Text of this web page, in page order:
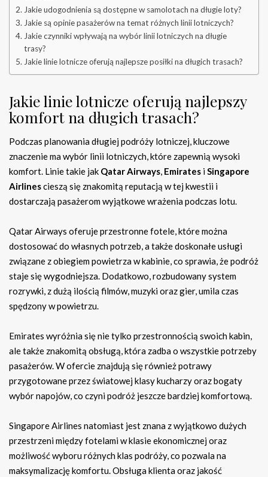
Jakie udogodnienia są dostępne w samolotach na długie loty?
Jakie są opinie pasażerów na temat różnych linii lotniczych?
Jakie czynniki wpływają na wybór linii lotniczych na długie
trasy?
Jakie linie lotnicze oferują najlepsze posiłki na długich trasach?
Jakie linie lotnicze oferują najlepszy
komfort na długich trasach?
Podczas planowania długiej podróży lotniczej, kluczowe
znaczenie ma wybór linii lotniczych, które zapewnią wysoki
komfort. Linie takie jak Qatar Airways, Emirates iSingapore
Airlinescieszą się znakomitą reputacją w tej kwestii i
dostarczają pasażerom wyjątkowe wrażenia podczas lotu.
Qatar Airways oferuje przestronne fotele, które można
dostosować do własnych potrzeb, a także doskonałe usługi
związane z obiegiem powietrza w kabinie, co sprawia, że podróż
staje się wygodniejsza. Dodatkowo, rozbudowany system
rozrywki, z dużą ilością filmów, muzyki oraz gier, umila czas
spędzony w powietrzu.
Emirates wyróżnia się nie tylko przestronnością swoich kabin,
ale także znakomitą obsługą, która zadba o wszystkie potrzeby
pasażerów. W ofercie znajdują się również potrawy
przygotowane przez światowej klasy kucharzy oraz bogaty
wybór napojów, co czyni podróż jeszcze bardziej komfortową.
Singapore Airlines natomiast jest znana z wyjątkowo dużych
przestrzeni między fotelami w klasie ekonomicznej oraz
możliwość wyboru różnych klas podróży, co pozwala na
maksymalizację komfortu. Obsługa klienta oraz jakość